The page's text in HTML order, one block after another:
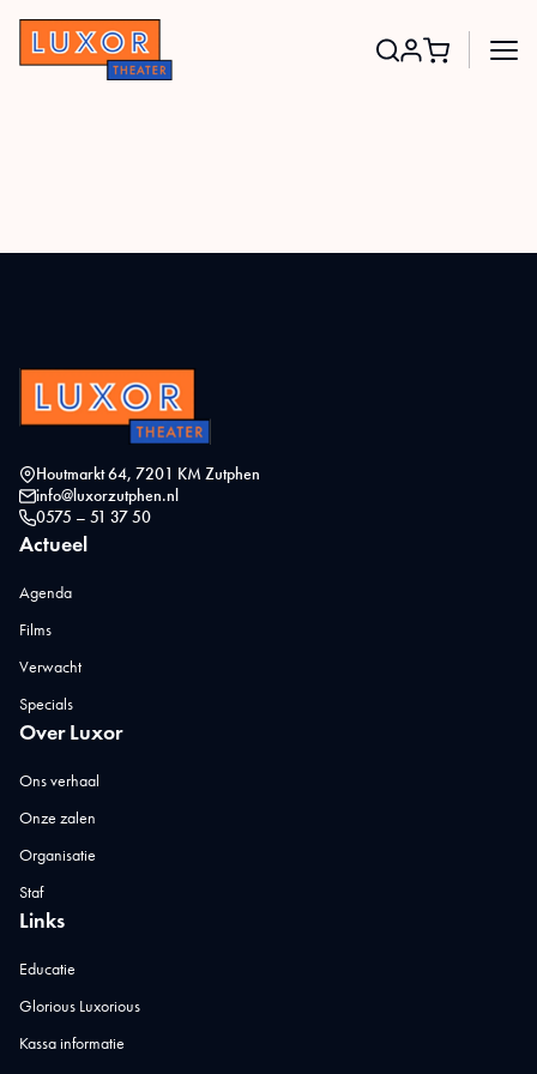
Houtmarkt 64, 7201 KM Zutphen
info@luxorzutphen.nl
0575 – 51 37 50
Actueel
Agenda
Films
Verwacht
Specials
Over Luxor
Ons verhaal
Onze zalen
Organisatie
Staf
Links
Educatie
Glorious Luxorious
Kassa informatie